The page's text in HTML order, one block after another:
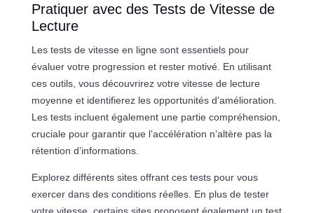
Pratiquer avec des Tests de Vitesse de
Lecture
Les tests de vitesse en ligne sont essentiels pour
évaluer votre progression et rester motivé. En utilisant
ces outils, vous découvrirez votre vitesse de lecture
moyenne et identifierez les opportunités d’amélioration.
Les tests incluent également une partie compréhension,
cruciale pour garantir que l’accélération n’altère pas la
rétention d’informations.
Explorez différents sites offrant ces tests pour vous
exercer dans des conditions réelles. En plus de tester
votre vitesse, certains sites proposent également un test